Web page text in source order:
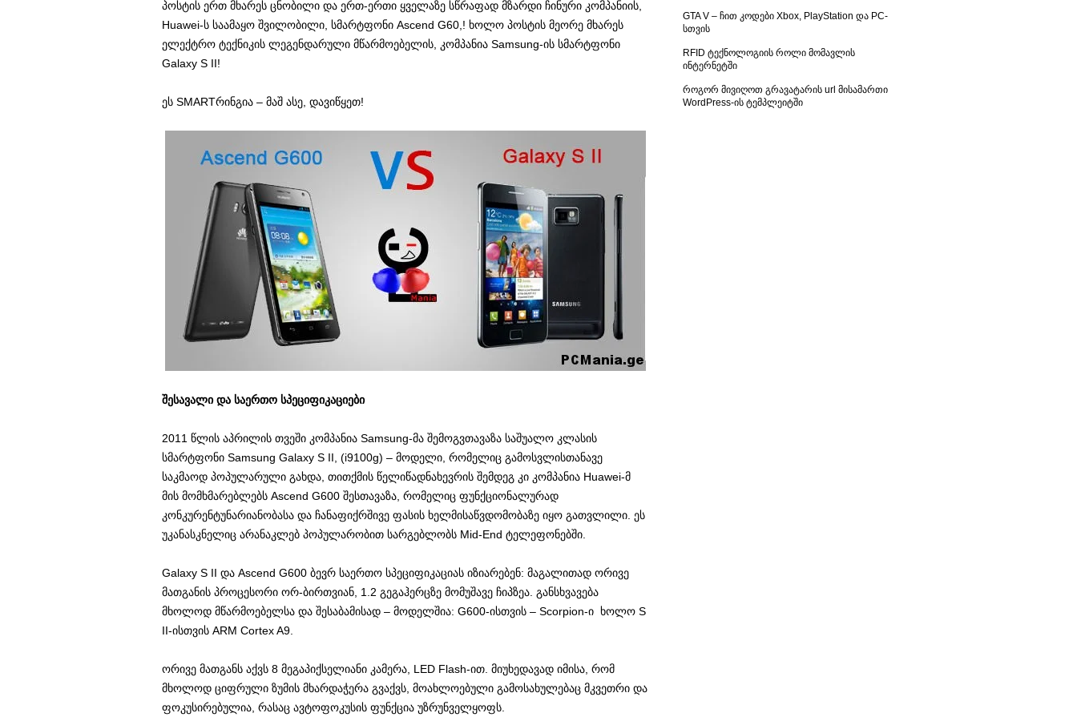
პოსტის ერთ მხარეს ცნობილი და ერთ-ერთი ყველაზე სწრაფად მზარდი ჩინური კომპანიის,
Huawei-ს საამაყო შვილობილი, სმარტფონი Ascend G60,! ხოლო პოსტის მეორე მხარეს
ელექტრო ტექნიკის ლეგენდარული მწარმოებელის, კომპანია Samsung-ის სმარტფონი
Galaxy S II!
ეს SMARTრინგია – მაშ ასე, დავიწყეთ!
შესავალი და საერთო სპეციფიკაციები
2011 წლის აპრილის თვეში კომპანია Samsung-მა შემოგვთავაზა საშუალო კლასის
სმარტფონი Samsung Galaxy S II, (i9100g) – მოდელი, რომელიც გამოსვლისთანავე
საკმაოდ პოპულარული გახდა, თითქმის წელიწადნახევრის შემდეგ კი კომპანია Huawei-მ
მის მომხმარებლებს Ascend G600 შესთავაზა, რომელიც ფუნქციონალურად
კონკურენტუნარიანობასა და ჩანაფიქრშივე ფასის ხელმისაწვდომობაზე იყო გათვლილი. ეს
უკანასკნელიც არანაკლებ პოპულარობით სარგებლობს Mid-End ტელეფონებში.
Galaxy S II და Ascend G600 ბევრ საერთო სპეციფიკაციას იზიარებენ: მაგალითად ორივე
მათგანის პროცესორი ორ-ბირთვიან, 1.2 გეგაჰერცზე მომუშავე ჩიპზეა. განსხვავება
მხოლოდ მწარმოებელსა და შესაბამისად – მოდელშია: G600-ისთვის – Scorpion-ი ხოლო S
II-ისთვის ARM Cortex A9.
ორივე მათგანს აქვს 8 მეგაპიქსელიანი კამერა, LED Flash-ით. მიუხედავად იმისა, რომ
მხოლოდ ციფრული ზუმის მხარდაჭერა გვაქვს, მოახლოებული გამოსახულებაც მკვეთრი და
ფოკუსირებულია, რასაც ავტოფოკუსის ფუნქცია უზრუნველყოფს.
GTA V – ჩით კოდები Xbox, PlayStation და PC-
სთვის
RFID ტექნოლოგიის როლი მომავლის
ინტერნეტში
როგორ მივიღოთ გრავატარის url მისამართი
WordPress-ის ტემპლეიტში